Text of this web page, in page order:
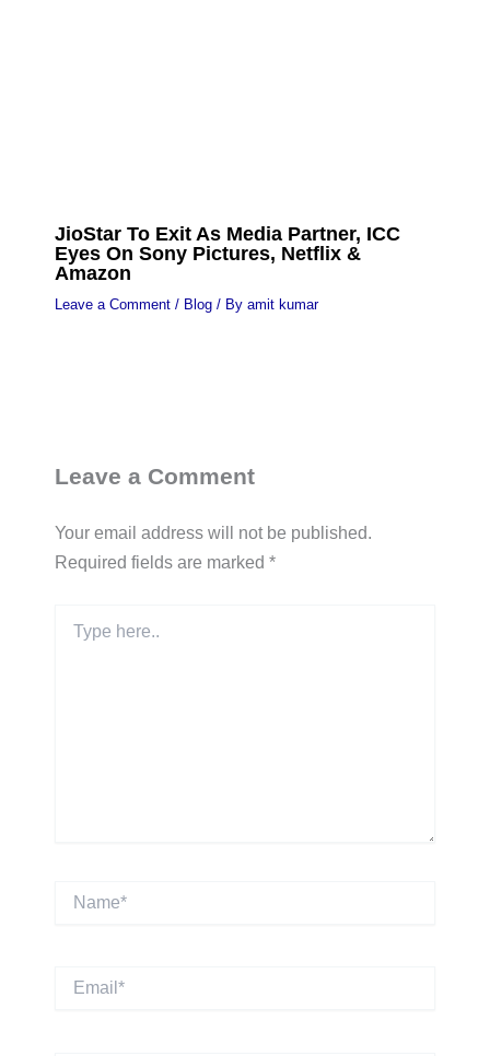
JioStar To Exit As Media Partner, ICC
Eyes On Sony Pictures, Netflix &
Amazon
Leave a Comment / Blog/ By amit kumar
Leave a Comment
Your email address will not be published.
Required fields are marked *
here..
Email*